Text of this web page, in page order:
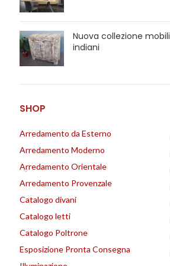
Nuova collezione mobili
indiani
SHOP
Arredamento da Esterno
Arredamento Moderno
Arredamento Orientale
Arredamento Provenzale
Catalogo divani
Catalogo letti
Catalogo Poltrone
Esposizione Pronta Consegna